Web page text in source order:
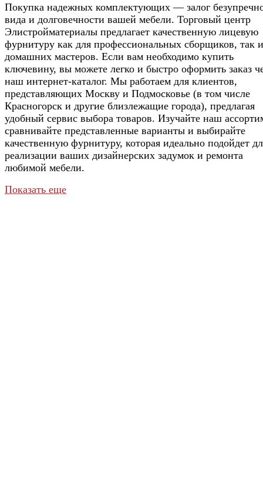
Покупка надежных комплектующих — залог
вида и долговечности вашей мебели. Торговый центр
Элистройматериалы предлагает качественную лицевую
фурнитуру как для профессиональных сборщиков, так
домашних мастеров. Если вам необходимо купить
ключевину, вы можете легко и быстро оформить заказ
наш интернет-каталог. Мы работаем для клиентов,
представляющих Москву и Подмосковье (в том числе
Красногорск и другие близлежащие города), предлагая
удобный сервис выбора товаров. Изучайте наш
сравнивайте представленные варианты и выбирайте
качественную фурнитуру, которая идеально подойдет
реализации ваших дизайнерских задумок и ремонта
любимой мебели.
Показать еще